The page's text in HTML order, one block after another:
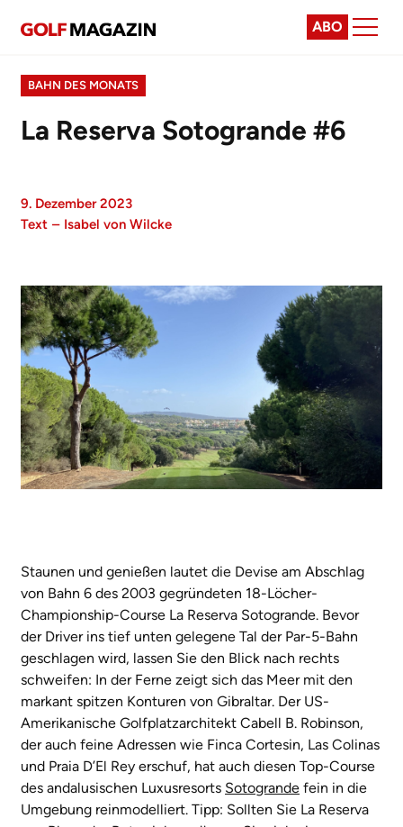
ABO
BAHN DES MONATS
La Reserva Sotogrande #6
9. Dezember 2023
Text – Isabel von Wilcke
Staunen und genießen lautet die Devise am Abschlag
von Bahn 6 des 2003 gegründeten 18-Löcher-
Championship-Course La Reserva Sotogrande. Bevor
der Driver ins tief unten gelegene Tal der Par-5-Bahn
geschlagen wird, lassen Sie den Blick nach rechts
schweifen: In der Ferne zeigt sich das Meer mit den
markant spitzen Konturen von Gibraltar. Der US-
Amerikanische Golfplatzarchitekt Cabell B. Robinson,
der auch feine Adressen wie Finca Cortesin, Las Colinas
und Praia D’El Rey erschuf, hat auch diesen Top-Course
des andalusischen Luxusresorts Sotogrande fein in die
Umgebung reinmodelliert. Tipp: Sollten Sie La Reserva